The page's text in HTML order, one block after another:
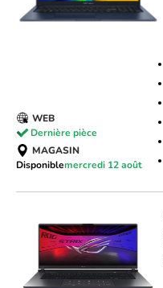
WEB
Dernière pièce
MAGASIN
Disponiblemercredi 12 août